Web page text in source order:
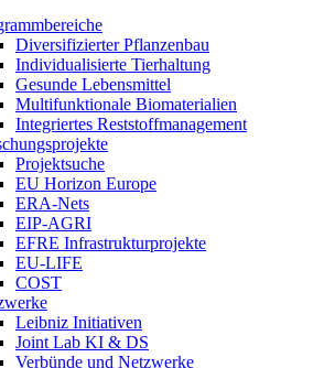
Diversifizierter Pflanzenbau
Individualisierte Tierhaltung
Gesunde Lebensmittel
Multifunktionale Biomaterialien
Integriertes Reststoffmanagement
Projektsuche
EU Horizon Europe
ERA-Nets
EIP-AGRI
EFRE Infrastrukturprojekte
EU-LIFE
COST
Leibniz Initiativen
Joint Lab KI & DS
Verbünde und Netzwerke